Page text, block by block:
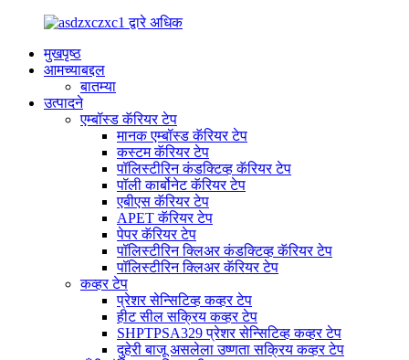
मुखपृष्ठ
आमच्याबद्दल
बातम्या
उत्पादने
एम्बॉस्ड कॅरियर टेप
मानक एम्बॉस्ड कॅरियर टेप
कस्टम कॅरियर टेप
पॉलिस्टीरिन कंडक्टिव्ह कॅरियर टेप
पॉली कार्बोनेट कॅरियर टेप
एबीएस कॅरियर टेप
APET कॅरियर टेप
पेपर कॅरियर टेप
पॉलिस्टीरिन क्लिअर कंडक्टिव्ह कॅरियर टेप
पॉलिस्टीरिन क्लिअर कॅरियर टेप
कव्हर टेप
प्रेशर सेन्सिटिव्ह कव्हर टेप
हीट सील सक्रिय कव्हर टेप
SHPTPSA329 प्रेशर सेन्सिटिव्ह कव्हर टेप
दुहेरी बाजू असलेला उष्णता सक्रिय कव्हर टेप